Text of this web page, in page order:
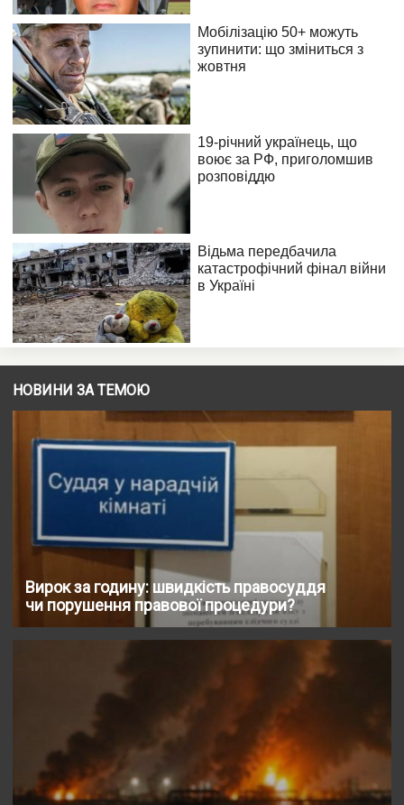
НОВИНИ ЗА ТЕМОЮ
Вирок за годину: швидкість правосуддя
чи порушення правової процедури?